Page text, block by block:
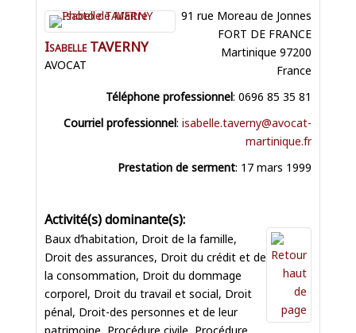
IsabelleTAVERNY
AVOCAT
91 rue Moreau de Jonnes
FORT DE FRANCE
Martinique 97200
France
Téléphone professionnel: 0696 85 35 81
Courriel professionnel: isabelle.taverny@avocat-
martinique.fr
Prestation de serment: 17 mars 1999
Baux d’habitation, Droit de la famille,
Droit des assurances, Droit du crédit et de
la consommation, Droit du dommage
corporel, Droit du travail et social, Droit
pénal, Droit-des personnes et de leur